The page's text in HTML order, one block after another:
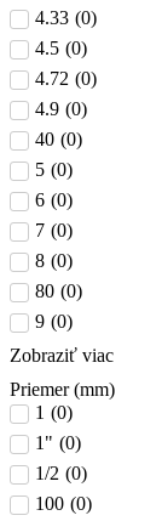
4.33 (0)
4.5 (0)
4.72 (0)
4.9 (0)
40 (0)
5 (0)
6 (0)
7 (0)
8 (0)
80 (0)
9 (0)
Zobraziť viac
Priemer (mm)
1 (0)
1" (0)
1/2 (0)
100 (0)